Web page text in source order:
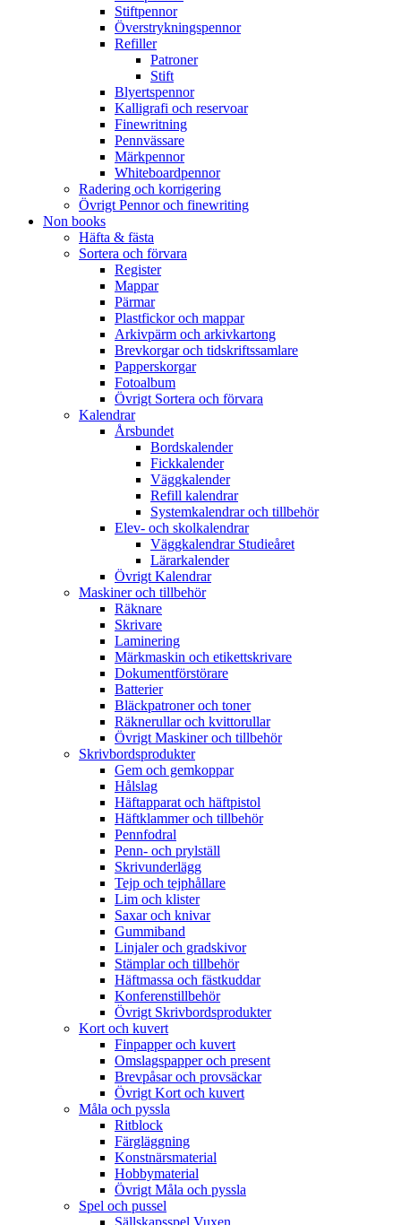
Stiftpennor
Överstrykningspennor
Refiller
Patroner
Stift
Blyertspennor
Kalligrafi och reservoar
Finewritning
Pennvässare
Märkpennor
Whiteboardpennor
Radering och korrigering
Övrigt Pennor och finewriting
Non books
Häfta & fästa
Sortera och förvara
Register
Mappar
Pärmar
Plastfickor och mappar
Arkivpärm och arkivkartong
Brevkorgar och tidskriftssamlare
Papperskorgar
Fotoalbum
Övrigt Sortera och förvara
Kalendrar
Årsbundet
Bordskalender
Fickkalender
Väggkalender
Refill kalendrar
Systemkalendrar och tillbehör
Elev- och skolkalendrar
Väggkalendrar Studieåret
Lärarkalender
Övrigt Kalendrar
Maskiner och tillbehör
Räknare
Skrivare
Laminering
Märkmaskin och etikettskrivare
Dokumentförstörare
Batterier
Bläckpatroner och toner
Räknerullar och kvittorullar
Övrigt Maskiner och tillbehör
Skrivbordsprodukter
Gem och gemkoppar
Hålslag
Häftapparat och häftpistol
Häftklammer och tillbehör
Pennfodral
Penn- och prylställ
Skrivunderlägg
Tejp och tejphållare
Lim och klister
Saxar och knivar
Gummiband
Linjaler och gradskivor
Stämplar och tillbehör
Häftmassa och fästkuddar
Konferenstillbehör
Övrigt Skrivbordsprodukter
Kort och kuvert
Finpapper och kuvert
Omslagspapper och present
Brevpåsar och provsäckar
Övrigt Kort och kuvert
Måla och pyssla
Ritblock
Färgläggning
Konstnärsmaterial
Hobbymaterial
Övrigt Måla och pyssla
Spel och pussel
Sällskapsspel Vuxen